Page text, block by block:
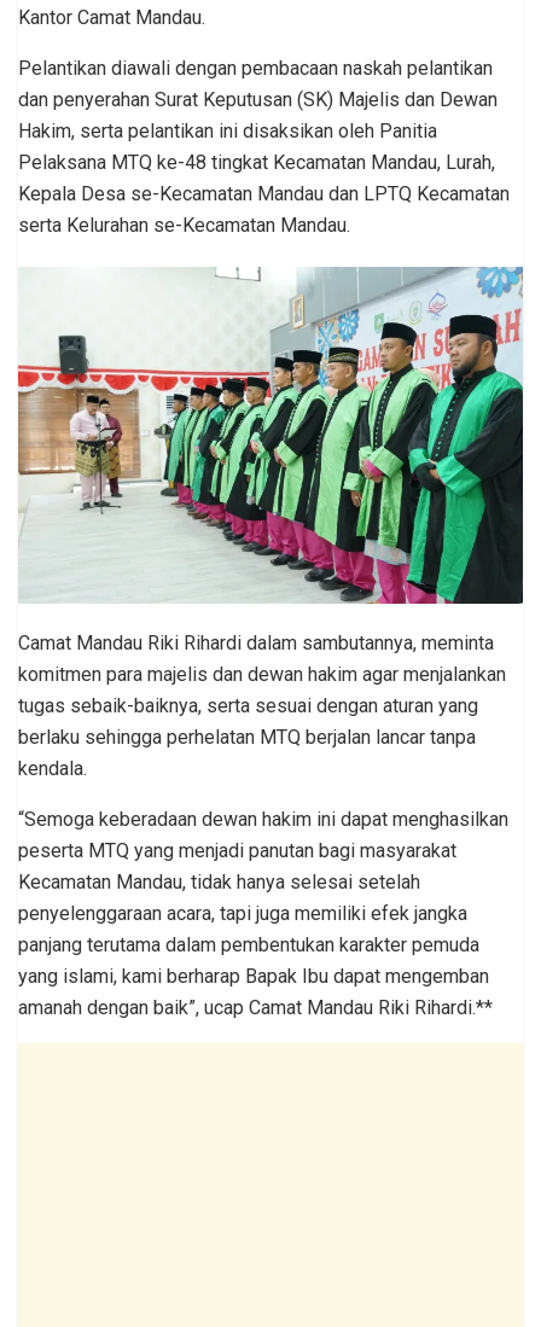
Kantor Camat Mandau.
Pelantikan diawali dengan pembacaan naskah pelantikan
dan penyerahan Surat Keputusan (SK) Majelis dan Dewan
Hakim, serta pelantikan ini disaksikan oleh Panitia
Pelaksana MTQ ke-48 tingkat Kecamatan Mandau, Lurah,
Kepala Desa se-Kecamatan Mandau dan LPTQ Kecamatan
serta Kelurahan se-Kecamatan Mandau.
Camat Mandau Riki Rihardi dalam sambutannya, meminta
komitmen para majelis dan dewan hakim agar menjalankan
tugas sebaik-baiknya, serta sesuai dengan aturan yang
berlaku sehingga perhelatan MTQ berjalan lancar tanpa
kendala.
“Semoga keberadaan dewan hakim ini dapat menghasilkan
peserta MTQ yang menjadi panutan bagi masyarakat
Kecamatan Mandau, tidak hanya selesai setelah
penyelenggaraan acara, tapi juga memiliki efek jangka
panjang terutama dalam pembentukan karakter pemuda
yang islami, kami berharap Bapak Ibu dapat mengemban
amanah dengan baik”, ucap Camat Mandau Riki Rihardi.**